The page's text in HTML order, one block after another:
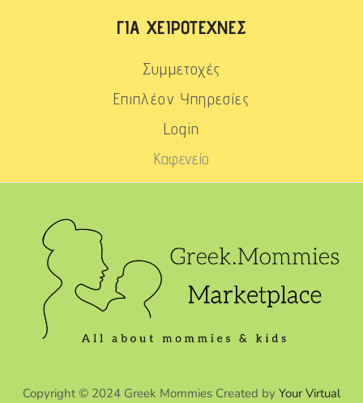
ΓΙΑ ΧΕΙΡΟΤΈΧΝΕΣ
Συμμετοχές
Επιπλέον Υπηρεσίες
Login
Καφενείο
Copyright © 2024 Greek Mommies Created by Your Virtual